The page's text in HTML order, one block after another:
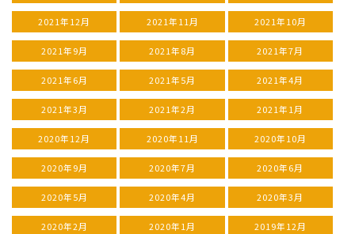
2021年12月 2021年11月 2021年10月
2021年9月 2021年8月 2021年7月
2021年6月 2021年5月 2021年4月
2021年3月 2021年2月 2021年1月
2020年12月 2020年11月 2020年10月
2020年9月 2020年7月 2020年6月
2020年5月 2020年4月 2020年3月
2020年2月 2020年1月 2019年12月